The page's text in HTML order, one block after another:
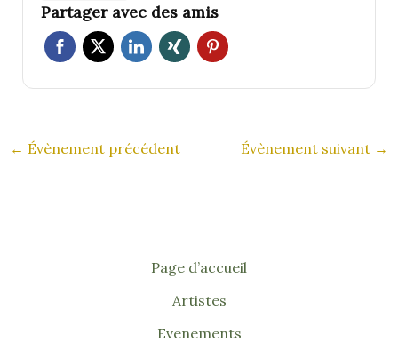
Partager avec des amis
← Évènement précédent Évènement suivant →
Page d’accueil
Artistes
Evenements